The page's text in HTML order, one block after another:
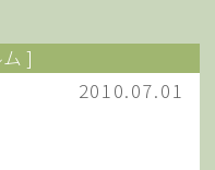
]
2010.07.01